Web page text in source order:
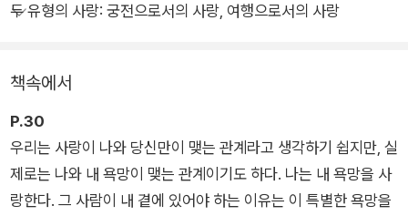
새로운 사랑을 만난 사람, 사랑의 상처에 슬퍼하는 사람, 이별과
적 통찰로 저자가 안내하는 사랑의 여러 형태와 빛깔을 마주함으
로써 사랑을 알고 싶거나 사랑에 상처받았거나 사랑하고 싶은 독
자에게 어른의 사랑을 안내할 것이다.
두 유형의 사랑: 궁전으로서의 사랑, 여행으로서의 사랑
책속에서
P.30
우리는 사랑이 나와 당신만이 맺는 관계라고 생각하기 쉽지만, 실
제로는 나와 내 욕망이 맺는 관계이기도 하다. 나는 내 욕망을 사
랑한다. 그 사람이 내 곁에 있어야 하는 이유는 이 특별한 욕망을